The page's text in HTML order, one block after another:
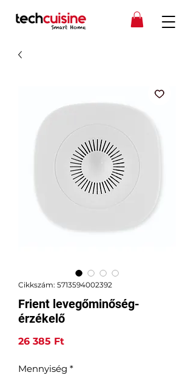
Cikkszám: 5713594002392
Frient levegőminőség-
érzékelő
26 385 FtÁr
Mennyiség *